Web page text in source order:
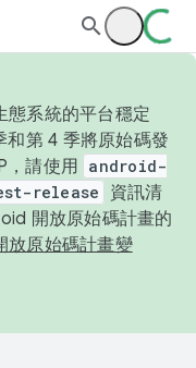
態系統的平台穩定
第 4 季將原始碼發
，請使用 android-
release
資訊清
開放原始碼計畫的
放原始碼計畫變